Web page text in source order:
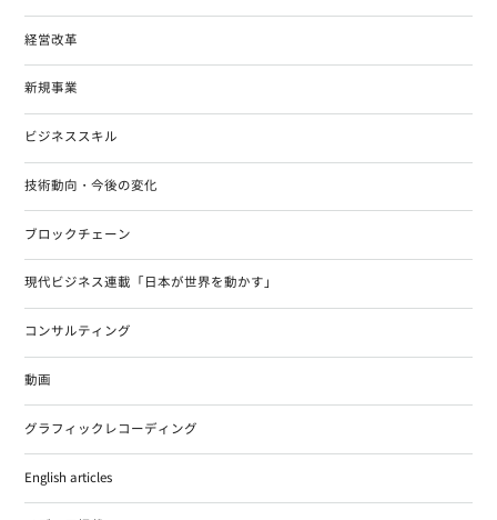
経営改革
新規事業
ビジネススキル
技術動向・今後の変化
ブロックチェーン
現代ビジネス連載「日本が世界を動かす」
コンサルティング
動画
グラフィックレコーディング
English articles